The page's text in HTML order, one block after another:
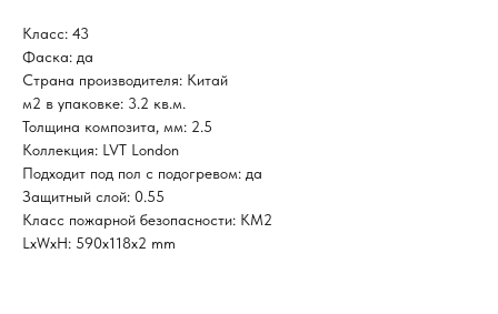
Класс: 43
Фаска: да
Страна производителя: Китай
м2 в упаковке: 3.2 кв.м.
Толщина композита, мм: 2.5
Коллекция: LVT London
Подходит под пол с подогревом: да
Защитный слой: 0.55
Класс пожарной безопасности: КМ2
LxWxH: 590x118x2 mm